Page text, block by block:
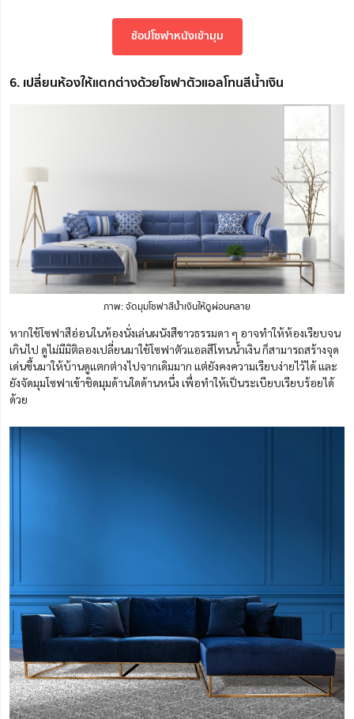
ช้อปโซฟาหนังเข้ามุม
6. เปลี่ยนห้องให้แตกต่างด้วยโซฟาตัวแอลโทนสีน้ำเงิน
ภาพ: จัดมุมโซฟาสีน้ำเงินให้ดูผ่อนคลาย
หากใช้โซฟาสีอ่อนในห้องนั่งเล่นผนังสีขาวธรรมดา ๆ อาจทำให้ห้องเรียบจน
เกินไป ดูไม่มีมิติลองเปลี่ยนมาใช้โซฟาตัวแอลสีโทนน้ำเงิน ก็สามารถสร้างจุด
เด่นขึ้นมาให้บ้านดูแตกต่างไปจากเดิมมาก แต่ยังคงความเรียบง่ายไว้ได้ และ
ยังจัดมุมโซฟาเข้าชิดมุมด้านใดด้านหนึ่ง เพื่อทำให้เป็นระเบียบเรียบร้อยได้
ด้วย